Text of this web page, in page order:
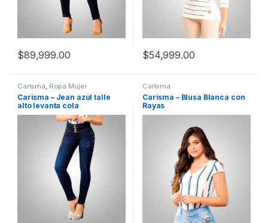
$89,999.00 $54,999.00
Carisma, Ropa Mujer
Carisma – Jean azul talle
alto levanta cola
Carisma
Carisma – Blusa Blanca con
Rayas